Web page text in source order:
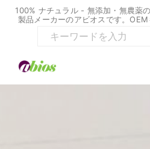
100% ナチュラル - 無添加・無農薬
製品メーカーのアビオスです。OEM